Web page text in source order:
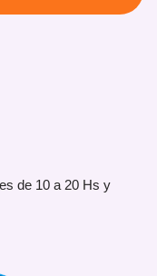
de 10 a 20 Hs y